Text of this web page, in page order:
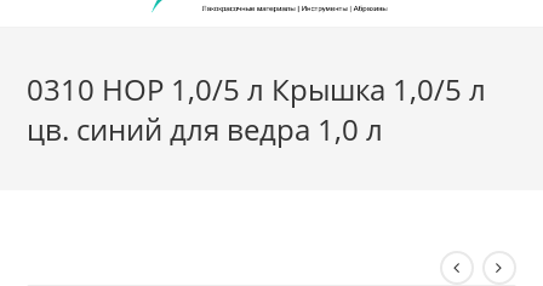
0310 HOP 1,0/5 л Крышка 1,0/5 л
цв. синий для ведра 1,0 л